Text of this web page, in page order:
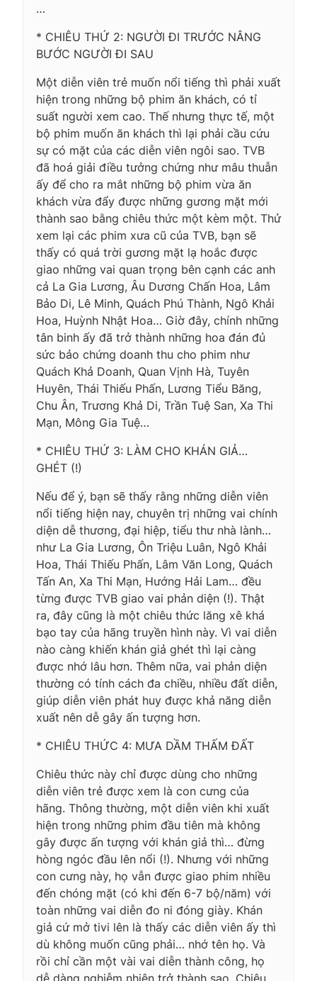
…
* CHIÊU THỨ 2: NGƯỜI ĐI TRƯỚC NÂNG
BƯỚC NGƯỜI ĐI SAU
Một diễn viên trẻ muốn nổi tiếng thì phải xuất
hiện trong những bộ phim ăn khách, có tỉ
suất người xem cao. Thế nhưng thực tế, một
bộ phim muốn ăn khách thì lại phải cầu cứu
sự có mặt của các diễn viên ngôi sao. TVB
đã hoá giải điều tưởng chứng như mâu thuẫn
ấy để cho ra mắt những bộ phim vừa ăn
khách vừa đẩy được những gương mặt mới
thành sao bằng chiêu thức một kèm một. Thử
xem lại các phim xưa cũ của TVB, bạn sẽ
thấy có quá trời gương mặt lạ hoắc được
giao những vai quan trọng bên cạnh các anh
cả La Gia Lương, Âu Dương Chấn Hoa, Lâm
Bảo Di, Lê Minh, Quách Phú Thành, Ngô Khải
Hoa, Huỳnh Nhật Hoa… Giờ đây, chính những
tân binh ấy đã trở thành những hoa đán đủ
sức bảo chứng doanh thu cho phim như
Quách Khả Doanh, Quan Vịnh Hà, Tuyên
Huyên, Thái Thiếu Phấn, Lương Tiểu Băng,
Chu Ân, Trương Khả Di, Trần Tuệ San, Xa Thi
Mạn, Mông Gia Tuệ…
* CHIÊU THỨ 3: LÀM CHO KHÁN GIẢ…
GHÉT (!)
Nếu để ý, bạn sẽ thấy rằng những diễn viên
nổi tiếng hiện nay, chuyên trị những vai chính
diện dễ thương, đại hiệp, tiểu thư nhà lành…
như La Gia Lương, Ôn Triệu Luân, Ngô Khải
Hoa, Thái Thiếu Phấn, Lâm Văn Long, Quách
Tấn An, Xa Thi Mạn, Hướng Hải Lam… đều
từng được TVB giao vai phản diện (!). Thật
ra, đây cũng là một chiêu thức lăng xê khá
bạo tay của hãng truyền hình này. Vì vai diễn
nào càng khiến khán giả ghét thì lại càng
được nhớ lâu hơn. Thêm nữa, vai phản diện
thường có tính cách đa chiều, nhiều đất diễn,
giúp diễn viên phát huy được khả năng diễn
xuất nên dễ gây ấn tượng hơn.
* CHIÊU THỨC 4: MƯA DẦM THẤM ĐẤT
Chiêu thức này chỉ được dùng cho những
diễn viên trẻ được xem là con cưng của
hãng. Thông thường, một diễn viên khi xuất
hiện trong những phim đầu tiên mà không
gây được ấn tượng với khán giả thì… đừng
hòng ngóc đầu lên nổi (!). Nhưng với những
con cưng này, họ vẫn được giao phim nhiều
đến chóng mặt (có khi đến 6-7 bộ/năm) với
toàn những vai diễn đo ni đóng giày. Khán
giả cứ mở tivi lên là thấy các diễn viên ấy thì
dù không muốn cũng phải… nhớ tên họ. Và
rồi chỉ cần một vài vai diễn thành công, họ
dễ dàng nghiễm nhiên trở thành sao. Chiêu